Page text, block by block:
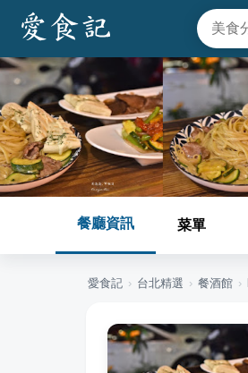
餐廳資訊 菜單
愛食記 › 台北精選 › 餐酒館 ›